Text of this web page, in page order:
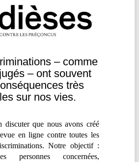
– comme
– ont souvent
très
sur nos vies.
discuter que nous avons créé
en ligne contre toutes les
Notre objectif :
personnes concernées,
et là, moi, ce n’est plus rien, plus
mots doux, rien, il y a des jours, le
qui montent. »